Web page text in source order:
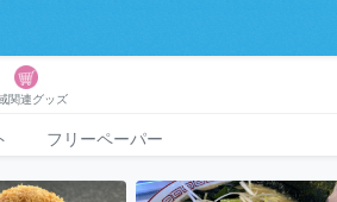
関連グッズ
フリーペーパー